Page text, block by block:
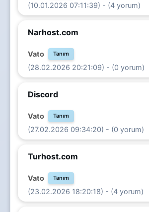
(10.01.2026 07:11:39) - (4 yorum)
Narhost.com
Vato Tanım
(28.02.2026 20:21:09) - (0 yorum)
Discord
Vato Tanım
(27.02.2026 09:34:20) - (0 yorum)
Turhost.com
Vato Tanım
(23.02.2026 18:20:18) - (4 yorum)